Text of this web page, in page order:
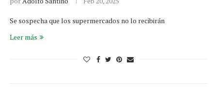
Se sospecha que los supermercados no lo recibirán
Leer más